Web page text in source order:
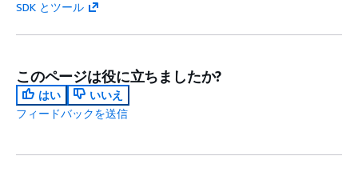
SDK とツール
このページは役に立ちましたか?
はい
いいえ
フィードバックを送信